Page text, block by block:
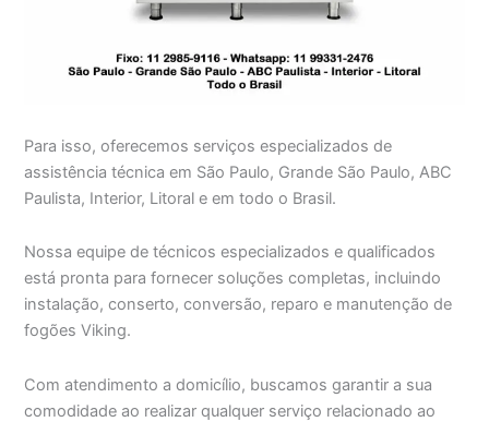
Para isso, oferecemos serviços especializados de
assistência técnica em São Paulo, Grande São Paulo, ABC
Paulista, Interior, Litoral e em todo o Brasil.
Nossa equipe de técnicos especializados e qualificados
está pronta para fornecer soluções completas, incluindo
instalação, conserto, conversão, reparo e manutenção de
fogões Viking.
Com atendimento a domicílio, buscamos garantir a sua
comodidade ao realizar qualquer serviço relacionado ao